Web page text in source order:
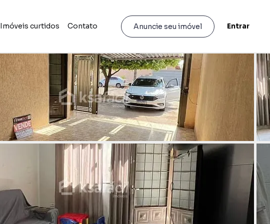
Imóveis curtidos Contato Anuncie seu imóvel Entrar